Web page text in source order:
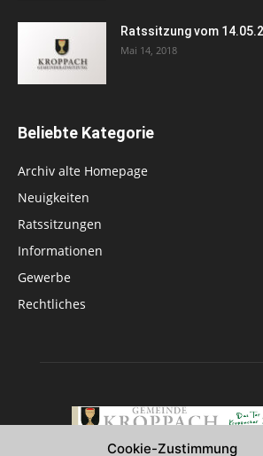
Cookie-Zustimmung
Ratssitzung vom
Mai 14, 2018
Beliebte Kategorie
Archiv alte Homepage
Neuigkeiten
Ratssitzungen
Informationen
Gewerbe
Rechtliches